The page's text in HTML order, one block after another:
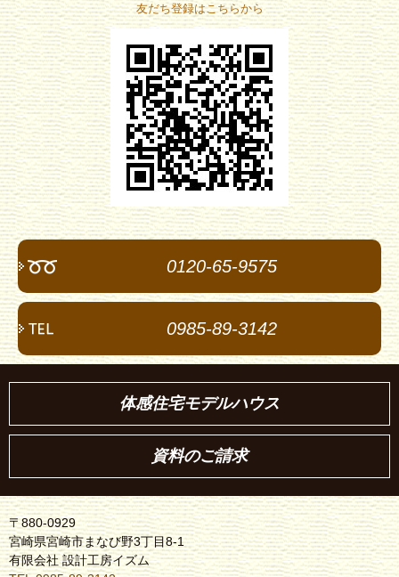
友だち登録はこちらから
0120-65-9575
0985-89-3142
体感住宅モデルハウス
資料のご請求
〒880-0929
宮崎県宮崎市まなび野3丁目8-1
有限会社 設計工房イズム